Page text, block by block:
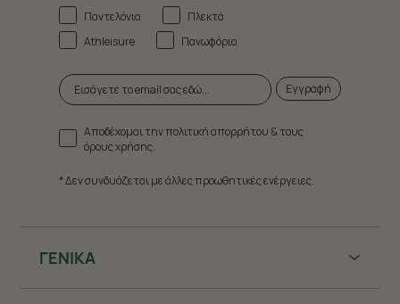
ΓΕΝΙΚΑ
Παντελόνια
Πλεκτά
Athleisure
Πανωφόρια
Εγγραφή
Αποδέχομαι την πολιτική απορρήτου & τους
όρους χρήσης.
* Δεν συνδυάζεται με άλλες προωθητικές ενέργειες.